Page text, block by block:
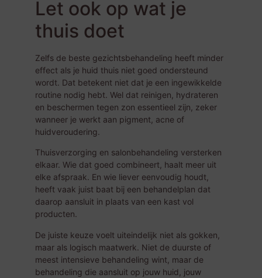
Let ook op wat je
thuis doet
Zelfs de beste gezichtsbehandeling heeft minder
effect als je huid thuis niet goed ondersteund
wordt. Dat betekent niet dat je een ingewikkelde
routine nodig hebt. Wel dat reinigen, hydrateren
en beschermen tegen zon essentieel zijn, zeker
wanneer je werkt aan pigment, acne of
huidveroudering.
Thuisverzorging en salonbehandeling versterken
elkaar. Wie dat goed combineert, haalt meer uit
elke afspraak. En wie liever eenvoudig houdt,
heeft vaak juist baat bij een behandelplan dat
daarop aansluit in plaats van een kast vol
producten.
De juiste keuze voelt uiteindelijk niet als gokken,
maar als logisch maatwerk. Niet de duurste of
meest intensieve behandeling wint, maar de
behandeling die aansluit op jouw huid, jouw